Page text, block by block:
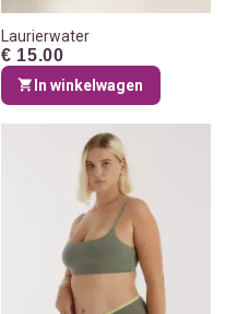
Laurierwater
€ 15.00
In winkelwagen